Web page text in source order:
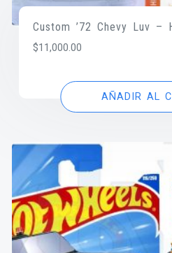
Custom ’72 Chevy Luv –
$11,000.00
AÑADIR AL